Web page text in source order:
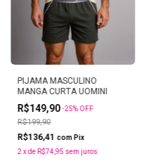
PIJAMA MASCULINO
MANGA CURTA UOMINI
R$149,90-25%OFF
R$199,90
R$136,41 com Pix
2xde R$74,95 sem juros